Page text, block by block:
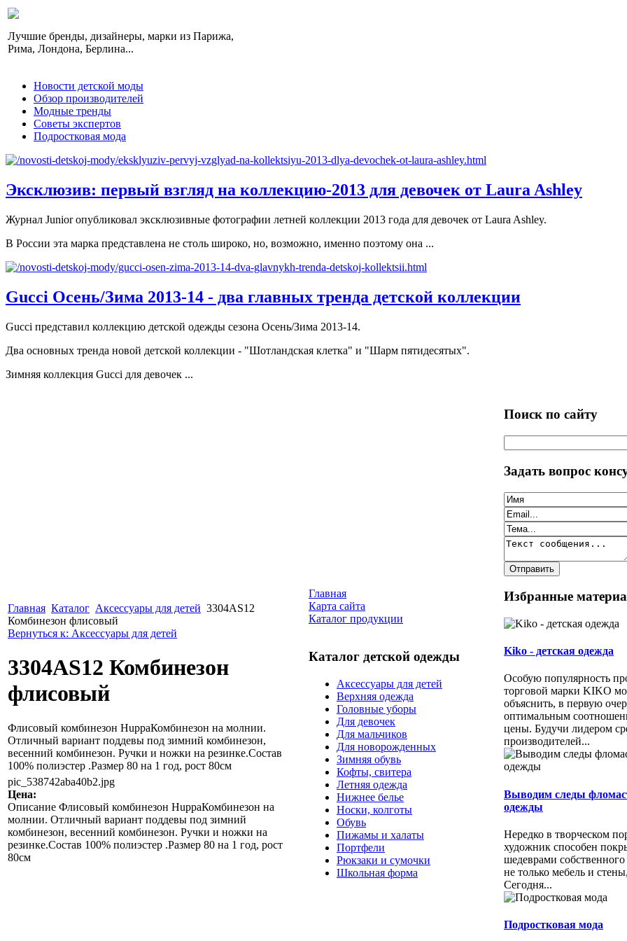
Лучшие бренды, дизайнеры, марки из Парижа,
Рима, Лондона, Берлина...
Новости детской моды
Обзор производителей
Модные тренды
Советы экспертов
Подростковая мода
Эксклюзив: первый взгляд на коллекцию-2013 для девочек от Laura Ashley
Журнал Junior опубликовал эксклюзивные фотографии летней коллекции 2013 года для девочек от Laura Ashley.
В России эта марка представлена не столь широко, но, возможно, именно поэтому она ...
Gucci Осень/Зима 2013-14 - два главных тренда детской коллекции
Gucci представил коллекцию детской одежды сезона Осень/Зима 2013-14.
Два основных тренда новой детской коллекции - "Шотландская клетка" и "Шарм пятидесятых".
Зимняя коллекция Gucci для девочек ...
Главная Каталог Аксессуары для детей 3304AS12
Комбинезон флисовый
Вернуться к: Аксессуары для детей
3304AS12 Комбинезон
флисовый
Флисовый комбинезон HuppaКомбинезон на молнии.
Отличный вариант поддевы под зимний комбинезон,
весенний комбинезон. Ручки и ножки на резинке.Состав
100% полиэстер .Размер 80 на 1 год, рост 80см
pic_538742aba40b2.jpg
Цена:
Описание Флисовый комбинезон HuppaКомбинезон на
молнии. Отличный вариант поддевы под зимний
комбинезон, весенний комбинезон. Ручки и ножки на
резинке.Состав 100% полиэстер .Размер 80 на 1 год, рост
80см
Главная
Карта сайта
Каталог продукции
Каталог детской одежды
Аксессуары для детей
Верхняя одежда
Головные уборы
Для девочек
Для мальчиков
Для новорожденных
Зимняя обувь
Кофты, свитера
Летняя одежда
Нижнее белье
Носки, колготы
Обувь
Пижамы и халаты
Портфели
Рюкзаки и сумочки
Школьная форма
Поиск по сайту
Задать вопрос
Избранные
Kiko - детская одежда
Особую популярность
торговой марки KIKO
объяснить, в первую
оптимальным
цены. Будучи лидером
производителей...
Выводим следы
одежды
Нередко в творческом
художник способен
шедеврами собственного
не только мебель и
Сегодня...
Подростковая мода